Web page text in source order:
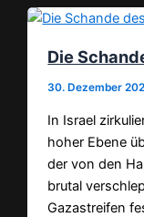
Die
30. Dezember
In Israel
hoher Ebene
der von den
brutal
Gazastreifen